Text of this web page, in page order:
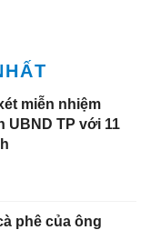
miễn nhiệm
UBND TP với 11
phê của ông